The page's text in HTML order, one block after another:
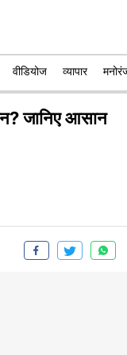
वीडियोज व्यापार
जानिए आसान